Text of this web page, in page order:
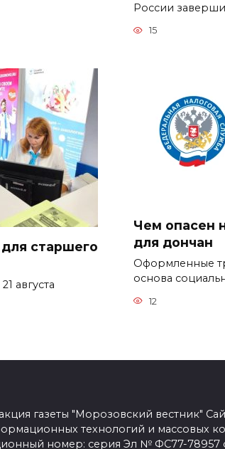
России
15
старшего
августа
Чем опасен
для дончан
Оформленные
основа
12
газеты "Морозовский вестник"
технологий и массовых
номер: серия Эл № ФС77-78957